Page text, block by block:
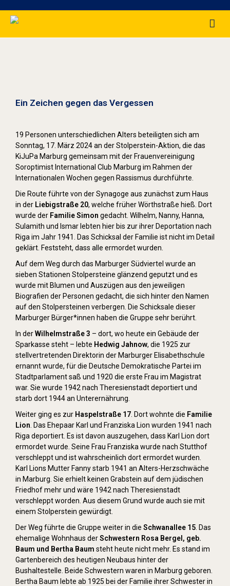
Ein Zeichen gegen das Vergessen
19 Personen unterschiedlichen Alters beteiligten sich am
Sonntag, 17. März 2024 an der Stolperstein-Aktion, die das
KiJuPa Marburg gemeinsam mit der Frauenvereinigung
Soroptimist International Club Marburg im Rahmen der
Internationalen Wochen gegen Rassismus durchführte.
Die Route führte von der Synagoge aus zunächst zum Haus
in der Liebigstraße 20, welche früher Wörthstraße hieß. Dort
wurde der Familie Simon gedacht. Wilhelm, Nanny, Hanna,
Sulamith und Ismar lebten hier bis zur ihrer Deportation nach
Riga im Jahr 1941. Das Schicksal der Familie ist nicht im Detail
geklärt. Feststeht, dass alle ermordet wurden.
Auf dem Weg durch das Marburger Südviertel wurde an
sieben Stationen Stolpersteine glänzend geputzt und es
wurde mit Blumen und Auszügen aus den jeweiligen
Biografien der Personen gedacht, die sich hinter den Namen
auf den Stolpersteinen verbergen. Die Schicksale dieser
Marburger Bürger*innen haben die Gruppe sehr berührt.
In derWilhelmstraße 3 – dort, wo heute ein Gebäude der
Sparkasse steht – lebte Hedwig Jahnow, die 1925 zur
stellvertretenden Direktorin der Marburger Elisabethschule
ernannt wurde, für die Deutsche Demokratische Partei im
Stadtparlament saß und 1920 die erste Frau im Magistrat
war. Sie wurde 1942 nach Theresienstadt deportiert und
starb dort 1944 an Unterernährung.
Weiter ging es zur Haspelstraße 17 . Dort wohnte die Familie
Lion . Das Ehepaar Karl und Franziska Lion wurden 1941 nach
Riga deportiert. Es ist davon auszugehen, dass Karl Lion dort
ermordet wurde. Seine Frau Franziska wurde nach Stutthof
verschleppt und ist wahrscheinlich dort ermordet wurden.
Karl Lions Mutter Fanny starb 1941 an Alters-Herzschwäche
in Marburg. Sie erhielt keinen Grabstein auf dem jüdischen
Friedhof mehr und wäre 1942 nach Theresienstadt
verschleppt worden. Aus diesem Grund wurde auch sie mit
einem Stolperstein gewürdigt.
Der Weg führte die Gruppe weiter in die Schwanallee 15 . Das
ehemalige Wohnhaus derSchwestern Rosa Bergel, geb.
Baum und Bertha Baum steht heute nicht mehr. Es stand im
Gartenbereich des heutigen Neubaus hinter der
Bushaltestelle. Beide Schwestern waren in Marburg geboren.
Bertha Baum lebte ab 1925 bei der Familie ihrer Schwester in